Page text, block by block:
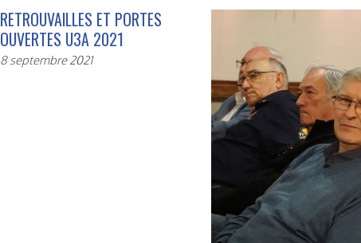
RETROUVAILLES ET PORTES
OUVERTES U3A 2021
8 septembre 2021